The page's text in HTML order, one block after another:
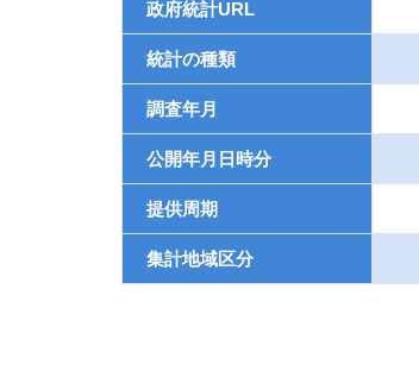
政府統計URL
統計の種類
調査年月
公開年月日時分
提供周期
集計地域区分